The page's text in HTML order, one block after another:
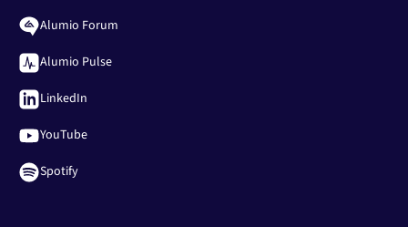
Alumio Forum
Alumio Pulse
LinkedIn
YouTube
Spotify